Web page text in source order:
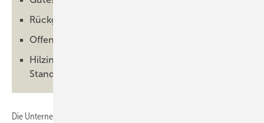
Rückgang im Neubaubereich Insolvenzauslöser
Offene Türen für Kunden und Marktbegleiter
Hilzinger jetzt fast 1500 Mitarbeiter an 47
Standorten
Die Unternehmensgruppe Hilzinger hat den Sonderbauspezialisten